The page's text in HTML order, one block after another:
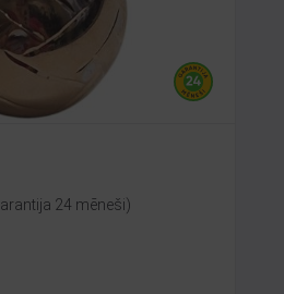
24 mēneši)